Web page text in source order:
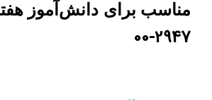
مناسب برای دانش‌آموز هفتم .
00-2947